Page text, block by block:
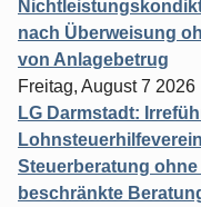
nach Überweisung
von Anlagebetrug
Freitag, August 7 2026
LG Darmstadt:
Steuerberatung
beschränkte